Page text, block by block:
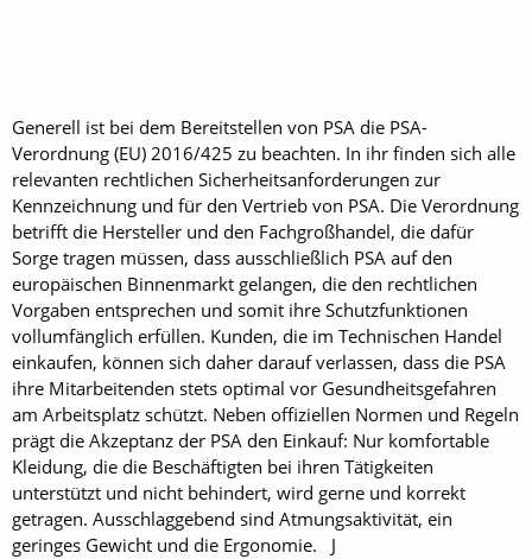
Generell ist bei dem Bereitstellen von PSA die PSA-
Verordnung (EU) 2016/425 zu beachten. In ihr finden sich alle
relevanten rechtlichen Sicherheitsanforderungen zur
Kennzeichnung und für den Vertrieb von PSA. Die Verordnung
betrifft die Hersteller und den Fachgroßhandel, die dafür
Sorge tragen müssen, dass ausschließlich PSA auf den
europäischen Binnenmarkt gelangen, die den rechtlichen
Vorgaben entsprechen und somit ihre Schutzfunktionen
vollumfänglich erfüllen. Kunden, die im Technischen Handel
einkaufen, können sich daher darauf verlassen, dass die PSA
ihre Mitarbeitenden stets optimal vor Gesundheitsgefahren
am Arbeitsplatz schützt. Neben offiziellen Normen und Regeln
prägt die Akzeptanz der PSA den Einkauf: Nur komfortable
Kleidung, die die Beschäftigten bei ihren Tätigkeiten
unterstützt und nicht behindert, wird gerne und korrekt
getragen. Ausschlaggebend sind Atmungsaktivität, ein
geringes Gewicht und die Ergonomie. J